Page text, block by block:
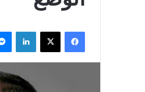
فيسبوك X